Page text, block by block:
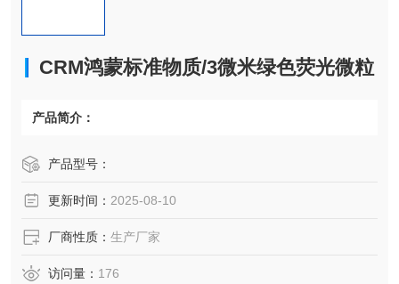
CRM鸿蒙标准物质/3微米绿色荧光微粒
产品简介：
产品型号：
更新时间： 2025-08-10
厂商性质： 生产厂家
访问量： 176